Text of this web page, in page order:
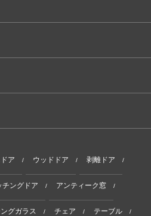
ア / ウッドドア / 剥離ドア /
チングドア / アンティーク窓 /
グガラス / チェア / テーブル /